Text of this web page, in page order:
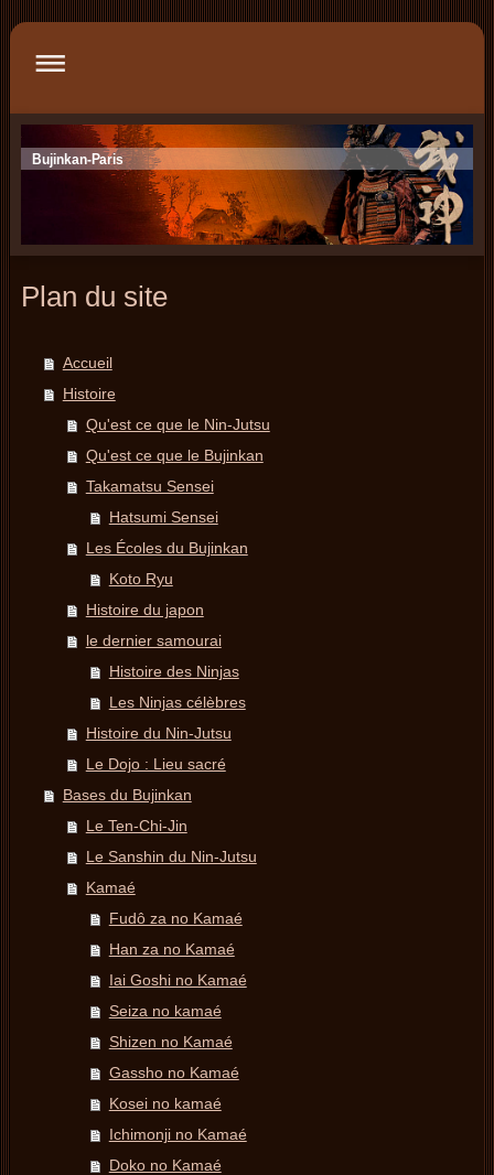
Bujinkan-Paris
Plan du site
Accueil
Histoire
Qu'est ce que le Nin-Jutsu
Qu'est ce que le Bujinkan
Takamatsu Sensei
Hatsumi Sensei
Les Écoles du Bujinkan
Koto Ryu
Histoire du japon
le dernier samourai
Histoire des Ninjas
Les Ninjas célèbres
Histoire du Nin-Jutsu
Le Dojo : Lieu sacré
Bases du Bujinkan
Le Ten-Chi-Jin
Le Sanshin du Nin-Jutsu
Kamaé
Fudô za no Kamaé
Han za no Kamaé
Iai Goshi no Kamaé
Seiza no kamaé
Shizen no Kamaé
Gassho no Kamaé
Kosei no kamaé
Ichimonji no Kamaé
Doko no Kamaé